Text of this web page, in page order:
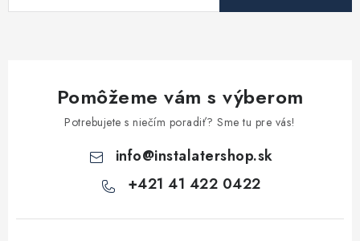
p
u
Pomôžeme vám s výberom
Potrebujete s niečím poradiť? Sme tu pre vás!
info@instalatershop.sk
+421 41 422 0422